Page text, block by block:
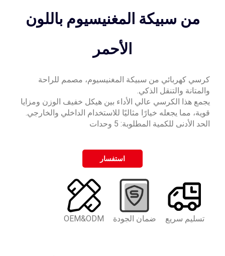
من سبيكة المغنيسيوم باللون
الأحمر
كرسي كهربائي من سبيكة المغنيسيوم، مصمم للراحة
والمتانة والتنقل الذكي.
يجمع هذا الكرسي عالي الأداء بين هيكل خفيف الوزن ومزايا
قوية، مما يجعله خيارًا مثاليًا للاستخدام الداخلي والخارجي.
الحد الأدنى للكمية المطلوبة: 5 وحدات
استفسار
تسليم سريع ضمان الجودة OEM&ODM